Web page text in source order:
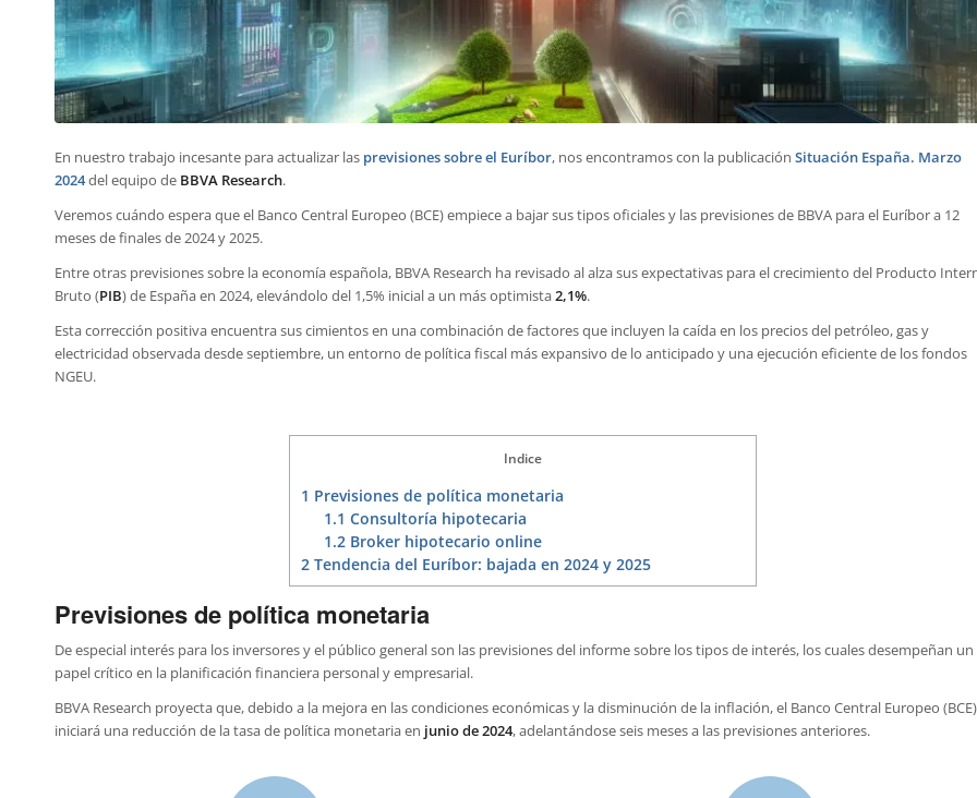
En nuestro trabajo incesante para actualizar las previsiones sobre el Euríbor, nos encontramos con la publicación Situación España. Marzo
2024del equipo de BBVA Research.
Veremos cuándo espera que el Banco Central Europeo (BCE) empiece a bajar sus tipos oficiales y las previsiones de BBVA para el Euríbor a 12
meses de finales de 2024 y 2025.
Entre otras previsiones sobre la economía española, BBVA Research ha revisado al alza sus expectativas para el crecimiento del Producto
Bruto (PIB) de España en 2024, elevándolo del 1,5% inicial a un más optimista2,1%.
Esta corrección positiva encuentra sus cimientos en una combinación de factores que incluyen la caída en los precios del petróleo, gas y
electricidad observada desde septiembre, un entorno de política fiscal más expansivo de lo anticipado y una ejecución eficiente de los fondos
NGEU.
Indice
1 Previsiones de política monetaria
1.1 Consultoría hipotecaria
1.2Broker hipotecario online
2Tendencia del Euríbor: bajada en 2024 y 2025
Previsiones de política monetaria
De especial interés para los inversores y el público general son las previsiones del informe sobre los tipos de interés, los cuales desempeñan un
papel crítico en la planificación financiera personal y empresarial.
BBVA Research proyecta que, debido a la mejora en las condiciones económicas y la disminución de la inflación, el Banco Central Europeo (BCE)
iniciará una reducción de la tasa de política monetaria en junio de 2024, adelantándose seis meses a las previsiones anteriores.